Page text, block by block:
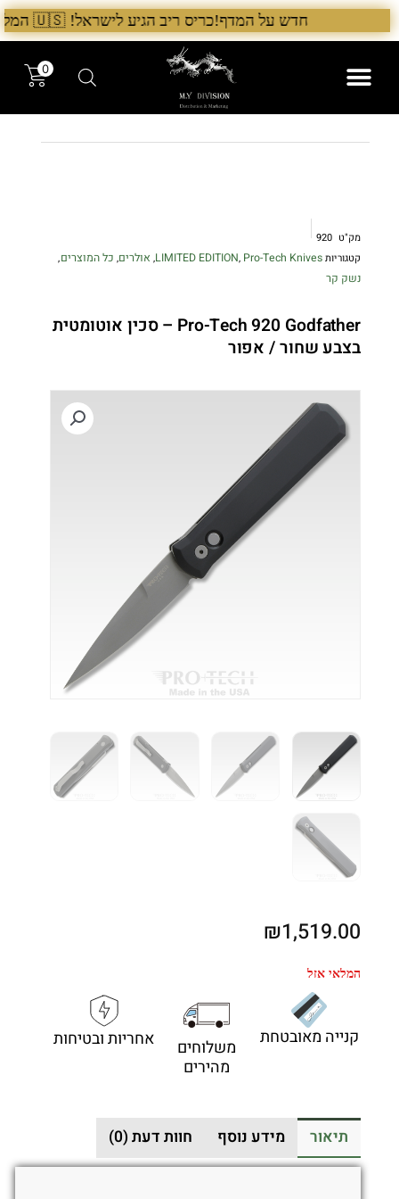
דילוג
לתוכן
חדש על המדף!כריס ריב הגיע לישראל! 🇺🇸 המלאי הראשון בארץ – עכשיו אצל היבואן הבלעדי לרגל ההשקה, 5% הנחה על כל מוצרי Chris Reeve לזמן מוגבל. בנוסף, הגיע גם מלאי חדש של Benchmade ו־Microtech. לרכישה עכשיו›. >
0
מק"ט 920
קטגוריות
LIMITED EDITION, Pro-Tech Knives
, אולרים, כל המוצרים,
נשק קר
Pro-Tech 920 Godfather – סכין אוטומטית
בצבע שחור / אפור
₪1,519.00
המלאי אזל
קנייה מאובטחת
משלוחים
מהירים
אחריות ובטיחות
תיאור מידע נוסף חוות דעת (0)